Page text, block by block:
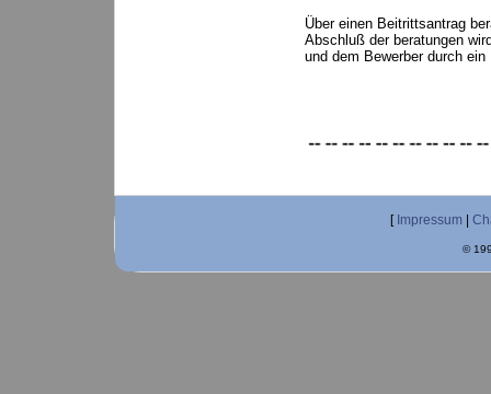
Über einen Beitrittsantrag
Abschluß der beratungen
und dem Bewerber durch
[ Impressum
©